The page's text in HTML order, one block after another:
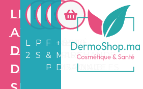
Les
avantages
de
Dermo
LIVRAISON
24/72H
PAIEMENT
SÉCURISÉ
FIDÉLITÉ
&
PARRAINAGE
+3.500
MARCHANDS
DISPONIBLES